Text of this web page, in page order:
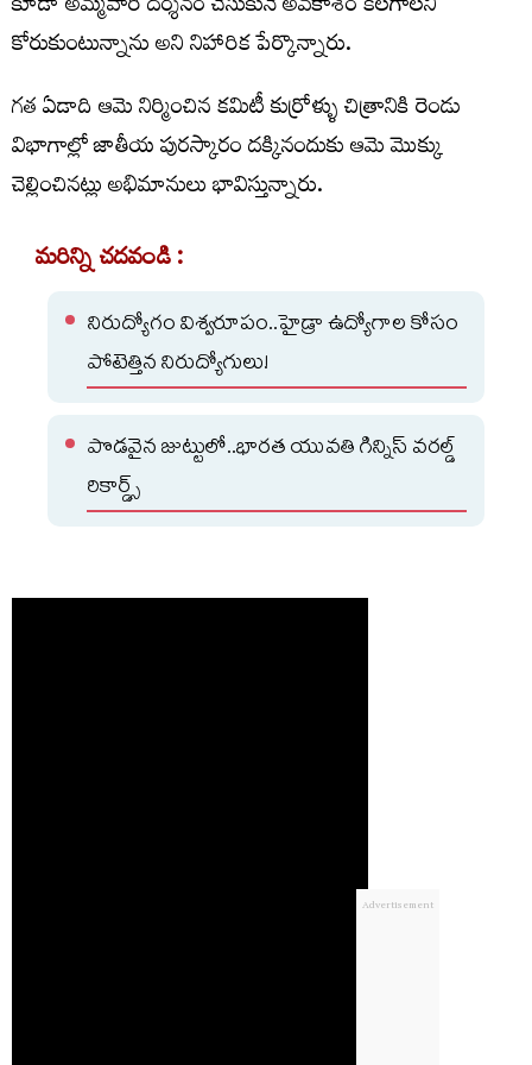
కోరుకుంటున్నాను అని నిహారిక పేర్కొన్నారు.
గత ఏడాది ఆమె నిర్మించిన కమిటీ కుర్రోళ్ళు చిత్రానికి రెండు
విభాగాల్లో జాతీయ పురస్కారం దక్కినందుకు ఆమె మొక్కు
చెల్లించినట్లు అభిమానులు భావిస్తున్నారు.
మరిన్ని చదవండి :
నిరుద్యోగం విశ్వరూపం..హైడ్రా ఉద్యోగాల కోసం
పోటెత్తిన నిరుద్యోగులు!
పొడవైన జుట్టులో..భారత యువతి గిన్నిస్ వరల్డ్
రికార్డ్స్